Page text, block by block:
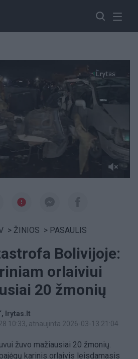
> ŽINIOS > PASAULIS
Bolivijoje:
orlaiviui
20 žmonių
lrytas.lt
10:33, atnaujinta 2026-03-13 21:04
žuvo mažiausiai 20 žmonių.
karinis orlaivis leisdamasis